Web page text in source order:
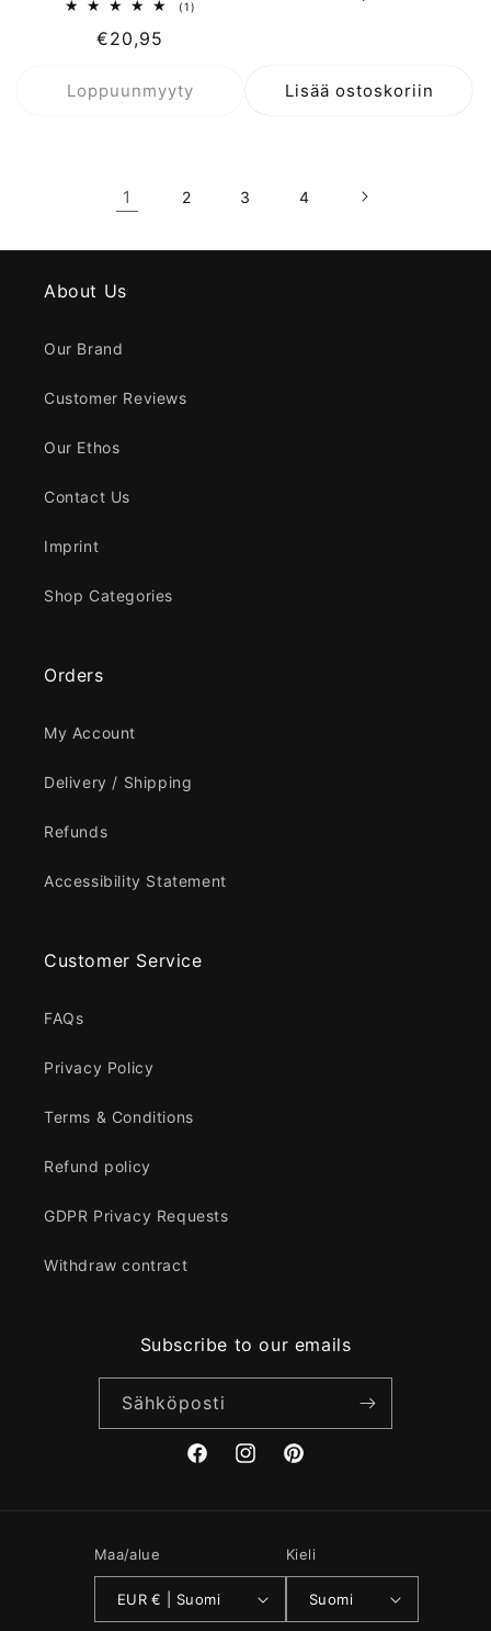
(1)
Normaalihinta
€20,95
Loppuunmyyty Lisää ostoskoriin
1 2 3 4
About Us
Our Brand
Customer Reviews
Our Ethos
Contact Us
Imprint
Shop Categories
Orders
My Account
Delivery / Shipping
Refunds
Accessibility Statement
Customer Service
FAQs
Privacy Policy
Terms & Conditions
Refund policy
GDPR Privacy Requests
Withdraw contract
Subscribe to our emails
Sähköposti
FacebookInstagramPinterest
Maa/alue
EUR € | Suomi
Kieli
Suomi